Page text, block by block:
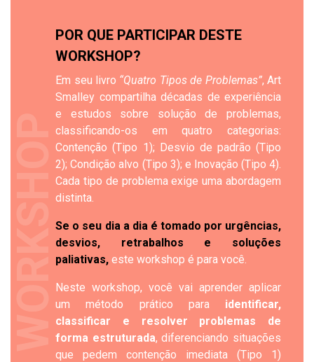
WORKSHOP
POR QUE PARTICIPAR DESTE
WORKSHOP?
Em seu livro “Quatro Tipos de Problemas”, Art
Smalley compartilha décadas de experiência
e estudos sobre solução de problemas,
classificando-os em quatro categorias:
Contenção (Tipo 1); Desvio de padrão (Tipo
2); Condição alvo (Tipo 3); e Inovação (Tipo 4).
Cada tipo de problema exige uma abordagem
distinta.
Se o seu dia a dia é tomado por urgências,
desvios, retrabalhos e soluções
paliativas,este workshop é para você.
Neste workshop, você vai aprender aplicar
um método prático para identificar,
classificar e resolver problemas de
forma estruturada, diferenciando situações
que pedem contenção imediata (Tipo 1)